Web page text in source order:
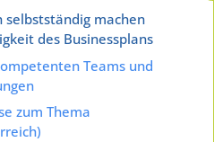
selbstständig machen
des Businessplans
Teams und
zum Thema